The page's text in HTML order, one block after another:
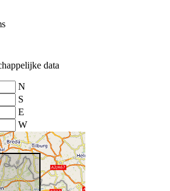
data
N
S
E
W